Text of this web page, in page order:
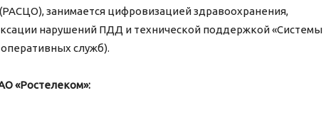
занимается цифровизацией здравоохранения,
нарушений ПДД и технической поддержкой «Системы
служб).
«Ростелеком»: